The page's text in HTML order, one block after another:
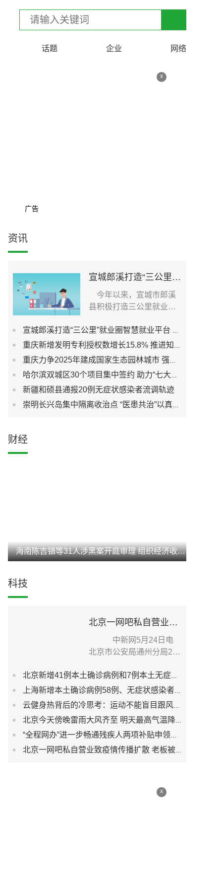
话题 企业 网络
x
广告
资讯
宣城郎溪打造“三公里”就业圈智慧就业平台 为居民提供就业岗位
今年以来，宣城市郎溪
县积极打造三公里就业圈
宣城郎溪打造“三公里”就业圈智慧就业平台 为居民提供就业岗位
重庆新增发明专利授权数增长15.8% 推进知识产权强市建设
重庆力争2025年建成国家生态园林城市 强化城市生态宜居性
哈尔滨双城区30个项目集中签约 助力“七大都市”建设
新疆和硕县通报20例无症状感染者流调轨迹
崇明长兴岛集中隔离收治点 “医患共治”以真心换真心
财经
海南陈吉镇等31人涉黑案开庭审理 组织经济收入达3亿元
科技
北京一网吧私自营业致疫情传播扩散 老板被刑事立案调查
中新网5月24日电
北京市公安局通州分局24
北京新增41例本土确诊病例和7例本土无症状感染者
上海新增本土确诊病例58例、无症状感染者422例
云健身热背后的冷思考：运动不能盲目跟风而是生活习惯
北京今天傍晚雷雨大风齐至 明天最高气温降至30℃以下
“全程网办”进一步畅通残疾人两项补贴申领渠道
北京一网吧私自营业致疫情传播扩散 老板被刑事立案调查
x